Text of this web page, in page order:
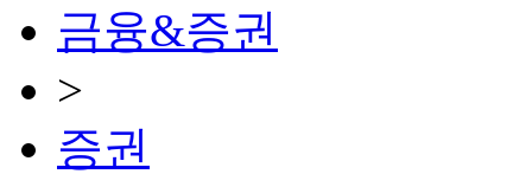
금융&증권
>
증권